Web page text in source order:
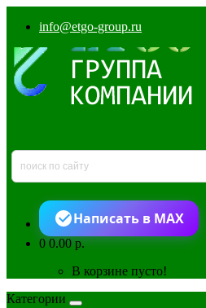
info@etgo-group.ru
Написать в MAX
00.00 р.
В корзине пусто!
Категории